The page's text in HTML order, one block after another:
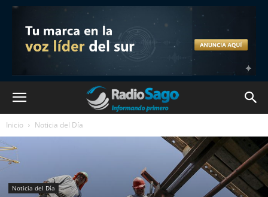
Inicio Noticia del Día
Noticia del Día